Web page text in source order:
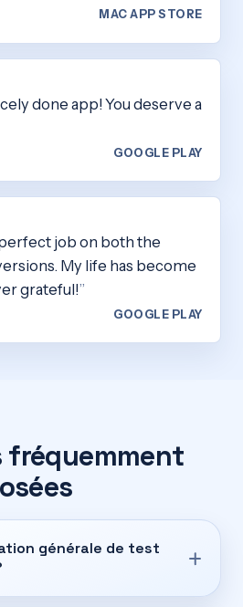
MAC APP STORE
done app! You deserve a
GOOGLE PLAY
job on both the
My life has become
grateful!
GOOGLE PLAY
fréquemment
générale de test